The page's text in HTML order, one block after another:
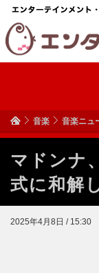
音楽 音楽ニュ
マドンナ
式に和解
2025年4月8日 / 15:30